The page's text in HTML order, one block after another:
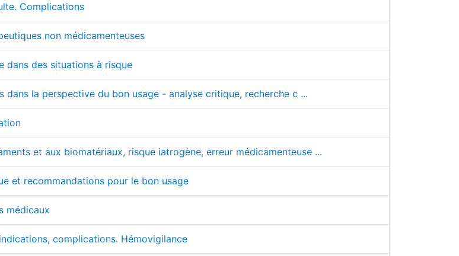
Complications
non médicamenteuses
dans des situations à risque
la perspective du bon usage - analyse critique, recherche c ...
et aux biomatériaux, risque iatrogène, erreur médicamenteuse ...
et recommandations pour le bon usage
médicaux
complications. Hémovigilance